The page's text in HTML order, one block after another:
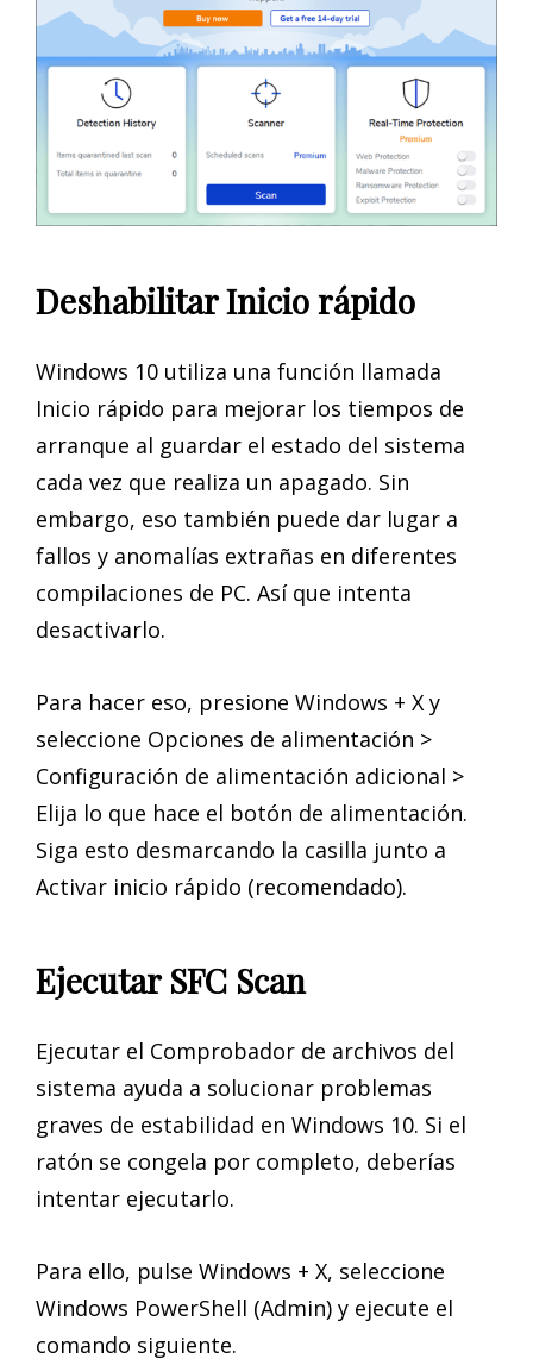
Deshabilitar Inicio rápido
Windows 10 utiliza una función llamada
Inicio rápido para mejorar los tiempos de
arranque al guardar el estado del sistema
cada vez que realiza un apagado. Sin
embargo, eso también puede dar lugar a
fallos y anomalías extrañas en diferentes
compilaciones de PC. Así que intenta
desactivarlo.
Para hacer eso, presione Windows + X y
seleccione Opciones de alimentación >
Configuración de alimentación adicional >
Elija lo que hace el botón de alimentación.
Siga esto desmarcando la casilla junto a
Activar inicio rápido (recomendado).
Ejecutar SFC Scan
Ejecutar el Comprobador de archivos del
sistema ayuda a solucionar problemas
graves de estabilidad en Windows 10. Si el
ratón se congela por completo, deberías
intentar ejecutarlo.
Para ello, pulse Windows + X, seleccione
Windows PowerShell (Admin) y ejecute el
comando siguiente.